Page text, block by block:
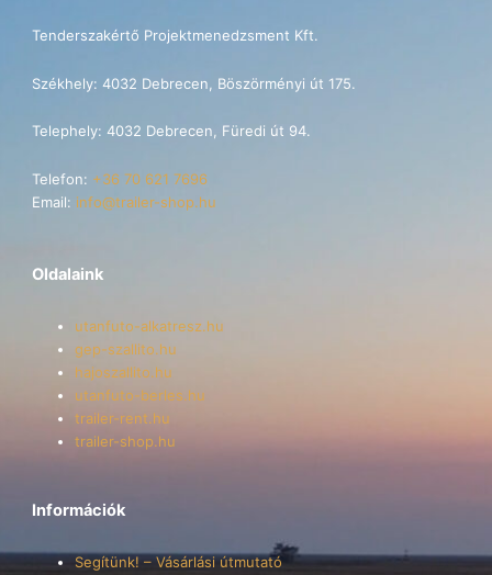
Tenderszakértő Projektmenedzsment Kft.
Székhely: 4032 Debrecen, Böszörményi út 175.
Telephely: 4032 Debrecen, Füredi út 94.
Telefon: +36 70 621 7696
Email: info@trailer-shop.hu
Oldalaink
utanfuto-alkatresz.hu
gep-szallito.hu
hajoszallito.hu
utanfuto-berles.hu
trailer-rent.hu
trailer-shop.hu
Információk
Segítünk! – Vásárlási útmutató